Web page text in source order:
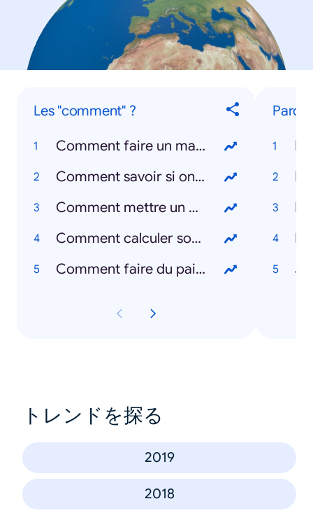
Les "comment" ?
Comment faire un masque ?
Comment savoir si on a le coronavirus ?
Comment mettre un masque ?
Comment calculer son IMC ?
Comment faire du pain ?
トレンドを探る
2019
2018